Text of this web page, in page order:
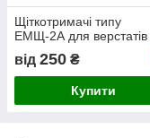
Щіткотримачі типу
ЕМЩ-2А для верстатів
від 250 ₴
Купити